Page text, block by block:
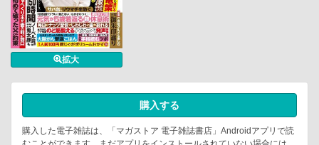
拡大
購入する
購入した電子雑誌は、「マガストア 電子雑誌書店」Androidアプリで読